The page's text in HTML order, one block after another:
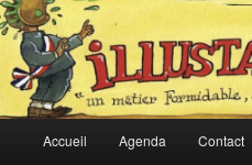
principal
Accueil Agenda Contact